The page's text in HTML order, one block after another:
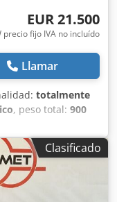
EUR 21.500
precio fijo IVA no incluído
Llamar
totalmente
, peso total: 900
hidráulico:9.000
para lodos EVAK
para
abrasivas. La
a precio a las
Clasificado